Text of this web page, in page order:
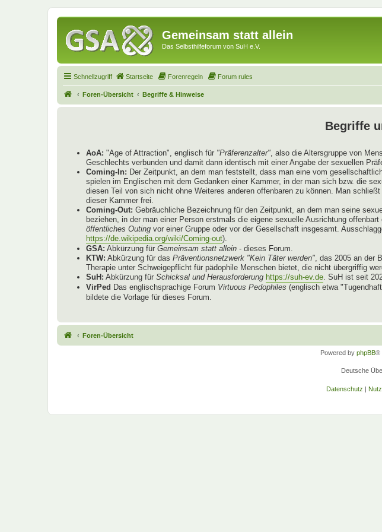
Gemeinsam statt allein
Das Selbsthilfeforum von SuH e.V.
Schnellzugriff Startseite Forenregeln Forum rules
Foren-Übersicht Begriffe & Hinweise
Begriffe
AoA: "Age of Attraction", englisch für "Präferenzalter" , also die Altersgruppe von
Geschlechts verbunden und damit dann identisch mit einer Angabe der sexuellen
Coming-In: Der Zeitpunkt, an dem man feststellt, dass man eine vom
spielen im Englischen mit dem Gedanken einer Kammer, in der man sich bzw. die
diesen Teil von sich nicht ohne Weiteres anderen offenbaren zu können. Man
dieser Kammer frei.
Coming-Out: Gebräuchliche Bezeichnung für den Zeitpunkt, an dem man seine
beziehen, in der man einer Person erstmals die eigene sexuelle Ausrichtung offenbart
öffentliches Outing vor einer Gruppe oder vor der Gesellschaft insgesamt.
https://de.wikipedia.org/wiki/Coming-out).
GSA: Abkürzung für Gemeinsam statt allein - dieses Forum.
KTW: Abkürzung für das Präventionsnetzwerk "Kein Täter werden" , das 2005 an der
Therapie unter Schweigepflicht für pädophile Menschen bietet, die nicht übergriffig
SuH: Abkürzung für Schicksal und Herausforderung https://suh-ev.de . SuH ist seit
VirPed Das englischsprachige Forum Virtuous Pedophiles (englisch etwa
bildete die Vorlage für dieses Forum.
Foren-Übersicht
Powered by phpBB®
Deutsche
Datenschutz |